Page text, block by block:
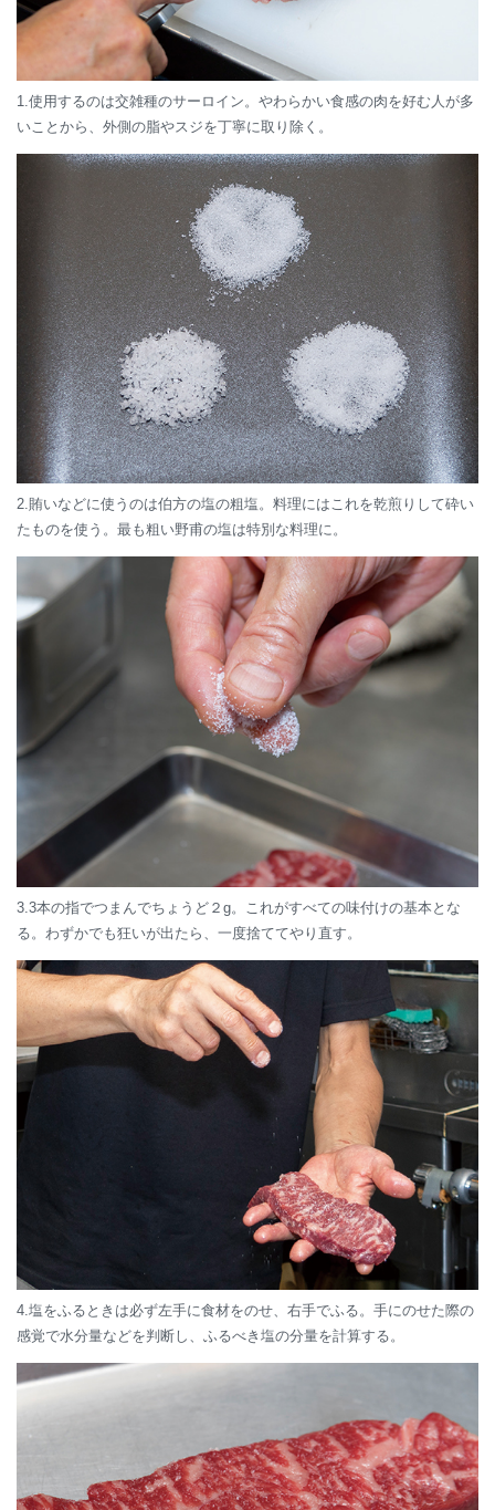
1.使用するのは交雑種のサーロイン。やわらかい食感の肉を好む人が多
いことから、外側の脂やスジを丁寧に取り除く。
2.賄いなどに使うのは伯方の塩の粗塩。料理にはこれを乾煎りして砕い
たものを使う。最も粗い野甫の塩は特別な料理に。
3.3本の指でつまんでちょうど２g。これがすべての味付けの基本とな
る。わずかでも狂いが出たら、一度捨ててやり直す。
4.塩をふるときは必ず左手に食材をのせ、右手でふる。手にのせた際の
感覚で水分量などを判断し、ふるべき塩の分量を計算する。